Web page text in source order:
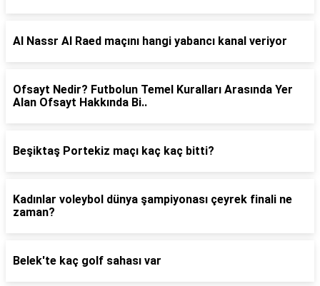
Al Nassr Al Raed maçını hangi yabancı kanal veriyor
Ofsayt Nedir? Futbolun Temel Kuralları Arasında Yer
Alan Ofsayt Hakkında Bi..
Beşiktaş Portekiz maçı kaç kaç bitti?
Kadınlar voleybol dünya şampiyonası çeyrek finali ne
zaman?
Belek'te kaç golf sahası var